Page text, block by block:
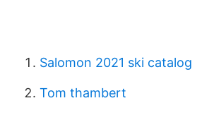
Salomon 2021 ski catalog
Tom thambert